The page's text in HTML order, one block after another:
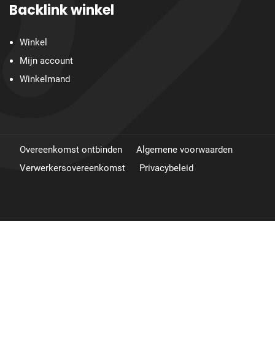
Backlink winkel
Winkel
Mijn account
Winkelmand
Overeenkomst ontbinden
Algemene voorwaarden
Verwerkersovereenkomst
Privacybeleid